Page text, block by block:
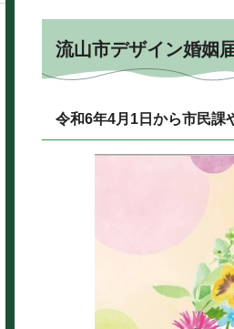
流山市デザイン婚姻
令和6年4月1日から市民課